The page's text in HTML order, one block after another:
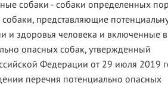
собаки - собаки определенных
представляющие
и здоровья человека и включенные в
опасных собак, утвержденный
Федерации от 29 июля 2019
перечня потенциально опасных